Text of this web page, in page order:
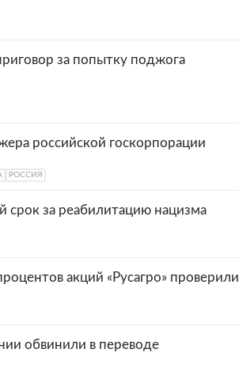
за попытку поджога
российской госкорпорации
РОССИЯ
срок за реабилитацию нацизма
акций «Русагро» проверили
обвинили в переводе